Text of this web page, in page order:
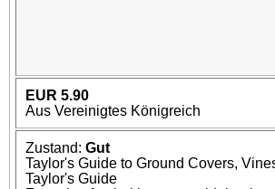
EUR 5.90
Aus Vereinigtes Königreich
Zustand: Gut
Taylor's Guide to Ground Covers,
Taylor's Guide